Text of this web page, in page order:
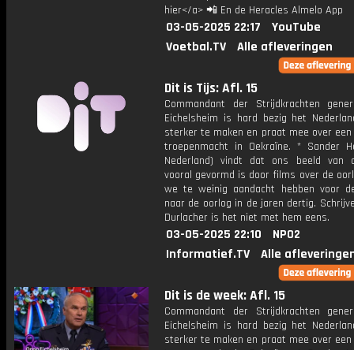
hier</a> 📲 En de Heracles Almelo App
03-05-2025 22:17
YouTube
Voetbal.TV
Alle afleveringen
Dit is Tijs: Afl. 15
Commandant der Strijdkrachten
Eichelsheim is hard bezig het
sterker te maken en praat mee over een
troepenmacht in Oekraïne. * Sander
Nederland) vindt dat ons beeld van
vooral gevormd is door films over de
we te weinig aandacht hebben voor
naar de oorlog in de jaren dertig.
Durlacher is het niet met hem eens.
03-05-2025 22:10
NPO2
Informatief.TV
Alle
Dit is de week: Afl. 15
Commandant der Strijdkrachten
Eichelsheim is hard bezig het
sterker te maken en praat mee over een